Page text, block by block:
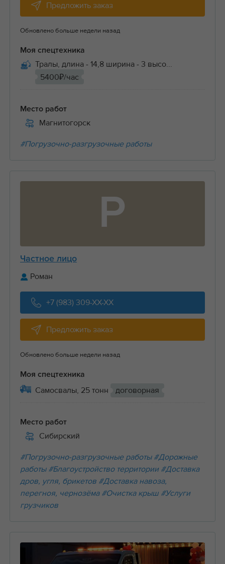
Предложить заказ
Обновлено больше недели назад
Моя спецтехника
Тралы, длина - 14,8 ширина - 3 высо...
5400₽/час
Место работ
Магнитогорск
#Погрузочно-разгрузочные работы
Р
Частное лицо
Роман
+7 (983) 309-XX-XX
Предложить заказ
Обновлено больше недели назад
Моя спецтехника
Самосвалы, 25 тонн договорная
Место работ
Сибирский
#Погрузочно-разгрузочные работы #Дорожные
работы #Благоустройство территории #Доставка
дров, угля, брикетов #Доставка навоза,
перегноя, чернозёма #Очистка крыш #Услуги
грузчиков